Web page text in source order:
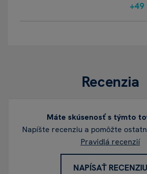
+49
Recenzia
Máte skúsenosť s týmto
Napíšte recenziu a pomôžte
Pravidlá recenzií
NAPÍSAŤ RECENZIU